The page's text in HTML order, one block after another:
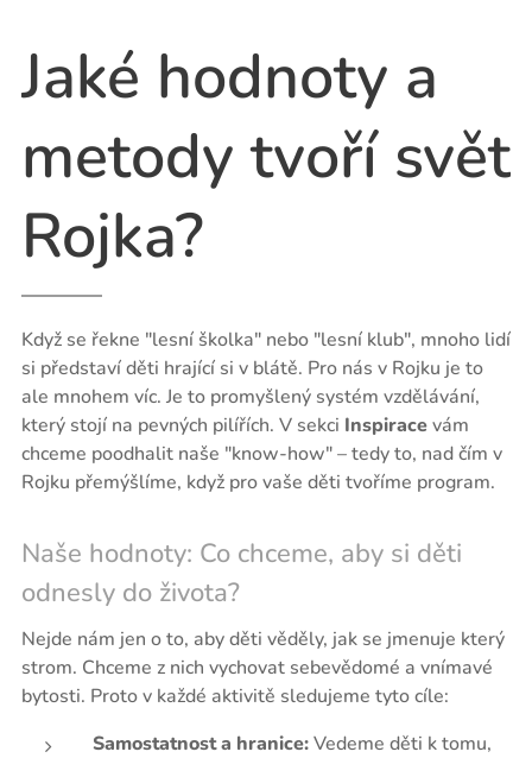
Jaké hodnoty a
metody tvoří svět
Rojka?
Když se řekne "lesní školka" nebo "lesní klub", mnoho lidí
si představí děti hrající si v blátě. Pro nás v Rojku je to
ale mnohem víc. Je to promyšlený systém vzdělávání,
který stojí na pevných pilířích. V sekci Inspiracevám
chceme poodhalit naše "know-how" – tedy to, nad čím v
Rojku přemýšlíme, když pro vaše děti tvoříme program.
Naše hodnoty: Co chceme, aby si děti
odnesly do života?
Nejde nám jen o to, aby děti věděly, jak se jmenuje který
strom. Chceme z nich vychovat sebevědomé a vnímavé
bytosti. Proto v každé aktivitě sledujeme tyto cíle:
Samostatnost a hranice:Vedeme děti k tomu,